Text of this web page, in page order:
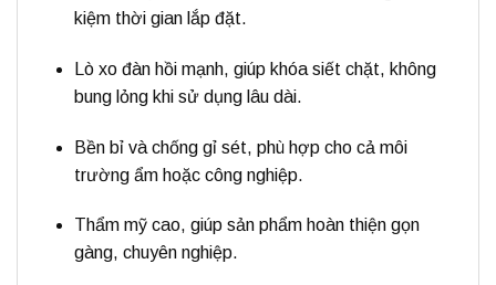
kiệm thời gian lắp đặt.
Lò xo đàn hồi mạnh, giúp khóa siết chặt, không
bung lỏng khi sử dụng lâu dài.
Bền bỉ và chống gỉ sét, phù hợp cho cả môi
trường ẩm hoặc công nghiệp.
Thẩm mỹ cao, giúp sản phẩm hoàn thiện gọn
gàng, chuyên nghiệp.